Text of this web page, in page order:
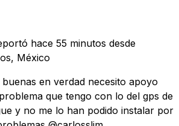
hace 55 minutos desde
México
en verdad necesito apoyo
que tengo con lo del gps de
y no me lo han podido instalar por